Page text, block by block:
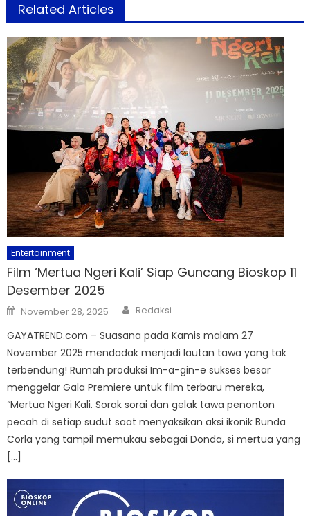
Related Articles
Entertainment
Film ‘Mertua Ngeri Kali’ Siap Guncang Bioskop 11
Desember 2025
Posted
on
November 28, 2025 Author
Redaksi
GAYATREND.com – Suasana pada Kamis malam 27
November 2025 mendadak menjadi lautan tawa yang tak
terbendung! Rumah produksi Im-a-gin-e sukses besar
menggelar Gala Premiere untuk film terbaru mereka,
“Mertua Ngeri Kali. Sorak sorai dan gelak tawa penonton
pecah di setiap sudut saat menyaksikan aksi ikonik Bunda
Corla yang tampil memukau sebagai Donda, si mertua yang
[…]